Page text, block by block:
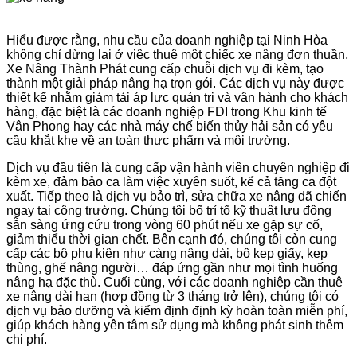
Hiểu được rằng, nhu cầu của doanh nghiệp tại Ninh Hòa
không chỉ dừng lại ở việc thuê một chiếc xe nâng đơn thuần,
Xe Nâng Thành Phát cung cấp chuỗi dịch vụ đi kèm, tạo
thành một giải pháp nâng hạ trọn gói. Các dịch vụ này được
thiết kế nhằm giảm tải áp lực quản trị và vận hành cho khách
hàng, đặc biệt là các doanh nghiệp FDI trong Khu kinh tế
Vân Phong hay các nhà máy chế biến thủy hải sản có yêu
cầu khắt khe về an toàn thực phẩm và môi trường.
Dịch vụ đầu tiên là cung cấp vận hành viên chuyên nghiệp đi
kèm xe, đảm bảo ca làm việc xuyên suốt, kể cả tăng ca đột
xuất. Tiếp theo là dịch vụ bảo trì, sửa chữa xe nâng dã chiến
ngay tại công trường. Chúng tôi bố trí tổ kỹ thuật lưu động
sẵn sàng ứng cứu trong vòng 60 phút nếu xe gặp sự cố,
giảm thiểu thời gian chết. Bên cạnh đó, chúng tôi còn cung
cấp các bộ phụ kiện như càng nâng dài, bộ kẹp giấy, kẹp
thùng, ghế nâng người… đáp ứng gần như mọi tình huống
nâng hạ đặc thù. Cuối cùng, với các doanh nghiệp cần thuê
xe nâng dài hạn (hợp đồng từ 3 tháng trở lên), chúng tôi có
dịch vụ bảo dưỡng và kiểm định định kỳ hoàn toàn miễn phí,
giúp khách hàng yên tâm sử dụng mà không phát sinh thêm
chi phí.